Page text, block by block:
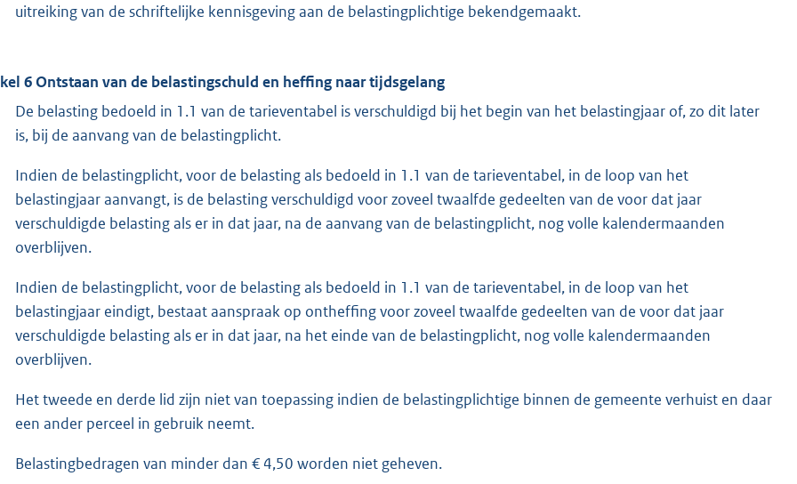
uitreiking van de schriftelijke kennisgeving aan de belastingplichtige bekendgemaakt.
6 Ontstaan van de belastingschuld en heffing naar tijdsgelang
De belasting bedoeld in 1.1 van de tarieventabel is verschuldigd bij het begin van het belastingjaar of, zo dit later
is, bij de aanvang van de belastingplicht.
Indien de belastingplicht, voor de belasting als bedoeld in 1.1 van de tarieventabel, in de loop van het
belastingjaar aanvangt, is de belasting verschuldigd voor zoveel twaalfde gedeelten van de voor dat jaar
verschuldigde belasting als er in dat jaar, na de aanvang van de belastingplicht, nog volle kalendermaanden
overblijven.
Indien de belastingplicht, voor de belasting als bedoeld in 1.1 van de tarieventabel, in de loop van het
belastingjaar eindigt, bestaat aanspraak op ontheffing voor zoveel twaalfde gedeelten van de voor dat jaar
verschuldigde belasting als er in dat jaar, na het einde van de belastingplicht, nog volle kalendermaanden
overblijven.
Het tweede en derde lid zijn niet van toepassing indien de belastingplichtige binnen de gemeente verhuist en daar
een ander perceel in gebruik neemt.
Belastingbedragen van minder dan € 4,50 worden niet geheven.